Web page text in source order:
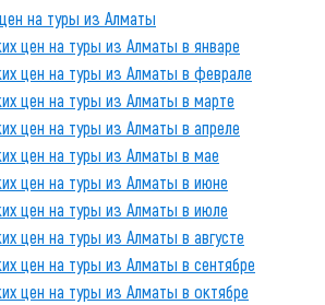
на туры из Алматы
цен на туры из Алматы в январе
цен на туры из Алматы в феврале
цен на туры из Алматы в марте
цен на туры из Алматы в апреле
цен на туры из Алматы в мае
цен на туры из Алматы в июне
цен на туры из Алматы в июле
цен на туры из Алматы в августе
цен на туры из Алматы в сентябре
цен на туры из Алматы в октябре